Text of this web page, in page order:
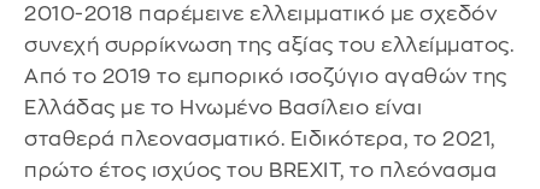
2010-2018 παρέμεινε ελλειμματικό με σχεδόν
συνεχή συρρίκνωση της αξίας του ελλείμματος.
Από το 2019 το εμπορικό ισοζύγιο αγαθών της
Ελλάδας με το Ηνωμένο Βασίλειο είναι
σταθερά πλεονασματικό. Ειδικότερα, το 2021,
πρώτο έτος ισχύος του BREXIT, το πλεόνασμα